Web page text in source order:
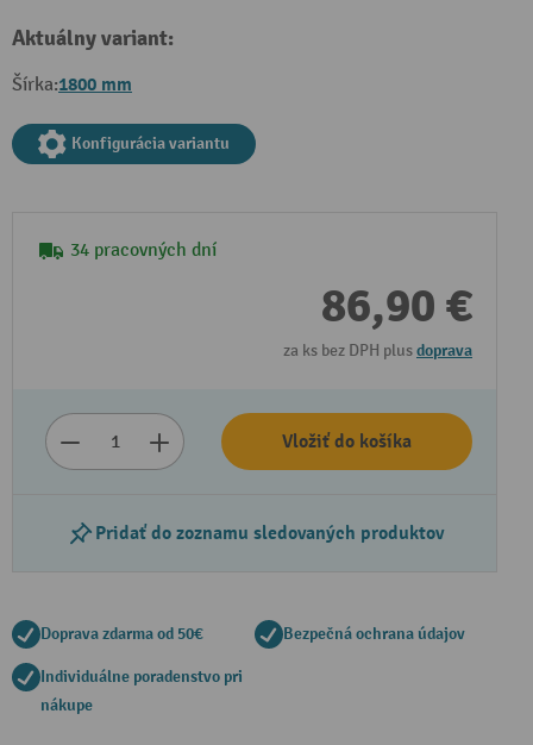
Prehrať video
Aktuálny variant:
Šírka:1800 mm
Konfigurácia variantu
34 pracovných dní
86,90 €
za ks bez DPH plusdoprava
Vložiť do košíka
Pridať do zoznamu sledovaných produktov
Doprava zdarma od 50€ Bezpečná ochrana údajov
Individuálne poradenstvo pri
nákupe